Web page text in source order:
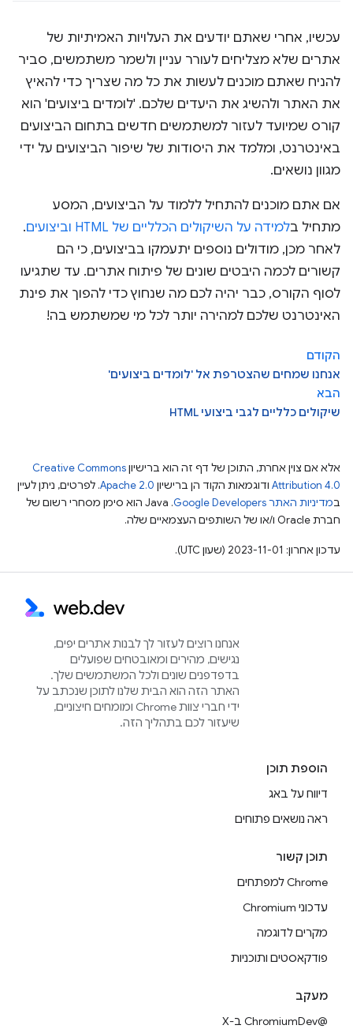
עכשיו, אחרי שאתם יודעים את העלויות האמיתיות של
אתרים שלא מצליחים לעורר עניין ולשמר משתמשים, סביר
להניח שאתם מוכנים לעשות את כל מה שצריך כדי להאיץ
את האתר ולהשיג את היעדים שלכם. 'לומדים ביצועים' הוא
קורס שמיועד לעזור למשתמשים חדשים בתחום הביצועים
באינטרנט, ומלמד את היסודות של שיפור הביצועים על ידי
מגוון נושאים.
אם אתם מוכנים להתחיל ללמוד על הביצועים, המסע
מתחיל בלמידה על השיקולים הכלליים של HTML וביצועים
.
לאחר מכן, מודולים נוספים יתעמקו בביצועים, כי הם
קשורים לכמה היבטים שונים של פיתוח אתרים. עד שתגיעו
לסוף הקורס, כבר יהיה לכם מה שנחוץ כדי להפוך את פינת
האינטרנט שלכם למהירה יותר לכל מי שמשתמש בה!
הקודם
אנחנו שמחים שהצטרפת אל 'לומדים ביצועים'
הבא
שיקולים כלליים לגבי ביצועי HTML
אלא אם צוין אחרת, התוכן של דף זה הוא ברישיוןCreative Commons
Attribution 4.0 ודוגמאות הקוד הן ברישיון Apache 2.0. לפרטים, ניתן לעיין
במדיניות האתר Google Developers‏
.‏ Java הוא סימן מסחרי רשום של
חברת Oracle ו/או של השותפים העצמאיים שלה.
עדכון אחרון: 2023-11-01 (שעון UTC).
אנחנו רוצים לעזור לך לבנות אתרים יפים,
נגישים, מהירים ומאובטחים שפועלים
בדפדפנים שונים ולכל המשתמשים שלך.
האתר הזה הוא הבית שלנו לתוכן שנכתב על
ידי חברי צוות Chrome ומומחים חיצוניים,
שיעזור לכם בתהליך הזה.
הוספת תוכן
דיווח על באג
ראה נושאים פתוחים
תוכן קשור
Chrome למפתחים
עדכוני Chromium
מקרים לדוגמה
פודקאסטים ותוכניות
מעקב
@ChromiumDev ב-X